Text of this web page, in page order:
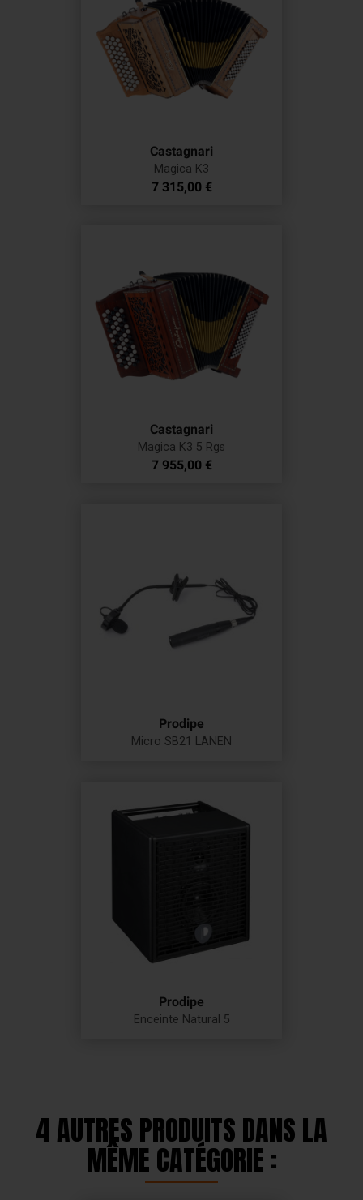
Castagnari
Magica K3
Prix
7 315,00 €
Castagnari
Magica K3 5 Rgs
Prix
7 955,00 €
Prodipe
Micro SB21 LANEN
Prodipe
Enceinte Natural 5
4 AUTRES PRODUITS DANS LA
MÊME CATÉGORIE :